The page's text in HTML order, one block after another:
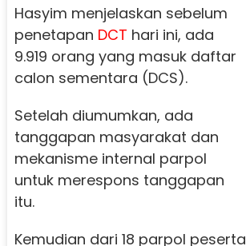
Hasyim menjelaskan sebelum
penetapan DCT hari ini, ada
9.919 orang yang masuk daftar
calon sementara (DCS).
Setelah diumumkan, ada
tanggapan masyarakat dan
mekanisme internal parpol
untuk merespons tanggapan
itu.
Kemudian dari 18 parpol peserta